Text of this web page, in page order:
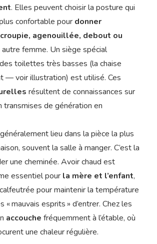
. Elles peuvent choisir la posture qui
confortable pour donner
agenouillée, debout ou
autre femme. Un siège spécial
toilettes très basses (la chaise
— voir illustration) est utilisé. Ces
résultent de connaissances sur
transmises de génération en
lieu dans la pièce la plus
souvent la salle à manger. C’est la
une cheminée. Avoir chaud est
essentiel pour la mère et l’enfant,
pour maintenir la température
« mauvais esprits » d’entrer. Chez les
accouche fréquemment à l’étable, où
une chaleur régulière.